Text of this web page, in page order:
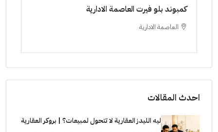
كمبوند بلو فيرت العاصمة الادارية
العاصمة الادارية
احدث المقالات
ليه الليدز العقارية لا تتحول لمبيعات؟ | بروكر العقارية